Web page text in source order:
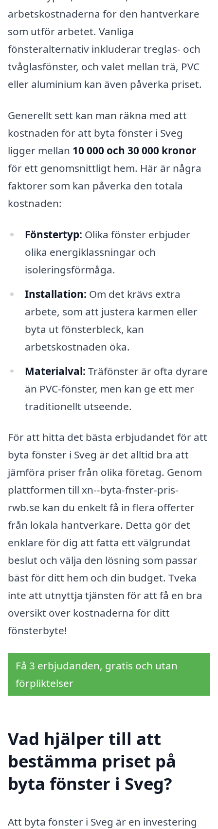
arbetskostnaderna för den hantverkare
som utför arbetet. Vanliga
fönsteralternativ inkluderar treglas- och
tvåglasfönster, och valet mellan trä, PVC
eller aluminium kan även påverka priset.
Generellt sett kan man räkna med att
kostnaden för att byta fönster i Sveg
ligger mellan 10 000 och 30 000 kronor
för ett genomsnittligt hem. Här är några
faktorer som kan påverka den totala
kostnaden:
Fönstertyp: Olika fönster erbjuder
olika energiklassningar och
isoleringsförmåga.
Installation: Om det krävs extra
arbete, som att justera karmen eller
byta ut fönsterbleck, kan
arbetskostnaden öka.
Materialval: Träfönster är ofta dyrare
än PVC-fönster, men kan ge ett mer
traditionellt utseende.
För att hitta det bästa erbjudandet för att
byta fönster i Sveg är det alltid bra att
jämföra priser från olika företag. Genom
plattformen till xn--byta-fnster-pris-
rwb.se kan du enkelt få in flera offerter
från lokala hantverkare. Detta gör det
enklare för dig att fatta ett välgrundat
beslut och välja den lösning som passar
bäst för ditt hem och din budget. Tveka
inte att utnyttja tjänsten för att få en bra
översikt över kostnaderna för ditt
fönsterbyte!
Få 3 erbjudanden, gratis och utan
förpliktelser
Vad hjälper till att
bestämma priset på
byta fönster i Sveg?
Att byta fönster i Sveg är en investering